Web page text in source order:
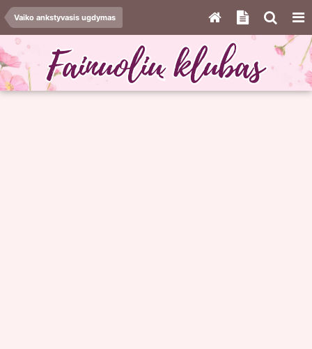
Vaiko ankstyvasis ugdymas